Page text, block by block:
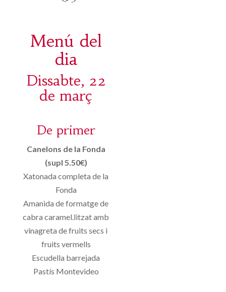
Menú del
dia
Dissabte, 22
de març
De primer
Canelons de la Fonda
(supl 5.50€)
Xatonada completa de la
Fonda
Amanida de formatge de
cabra caramel.litzat amb
vinagreta de fruits secs i
fruits vermells
Escudella barrejada
Pastís Montevideo